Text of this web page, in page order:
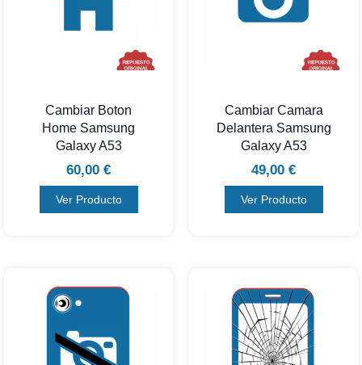
Cambiar Boton
Home Samsung
Galaxy A53
60,00 €
Ver Producto
Cambiar Camara
Delantera Samsung
Galaxy A53
49,00 €
Ver Producto